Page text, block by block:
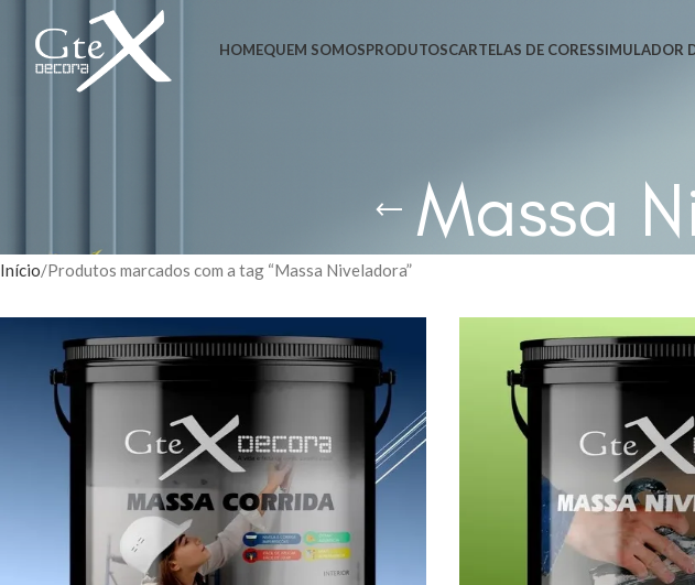
HOMEQUEM SOMOSPRODUTOSCARTELAS DE CORESSIMULADOR
Massa
Início Produtos marcados com a tag “Massa Niveladora”